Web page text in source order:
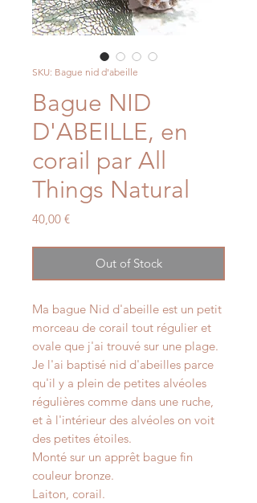
SKU: Bague nid d'abeille
Bague NID
D'ABEILLE, en
corail par All
Things Natural
40,00 €Price
Out of Stock
Ma bague Nid d'abeille est un petit
morceau de corail tout régulier et
ovale que j'ai trouvé sur une plage.
Je l'ai baptisé nid d'abeilles parce
qu'il y a plein de petites alvéoles
régulières comme dans une ruche,
et à l'intérieur des alvéoles on voit
des petites étoiles.
Monté sur un apprêt bague fin
couleur bronze.
Laiton, corail.